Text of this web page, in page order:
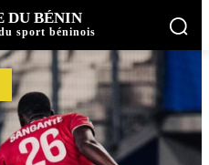
DU BÉNIN
sport béninois